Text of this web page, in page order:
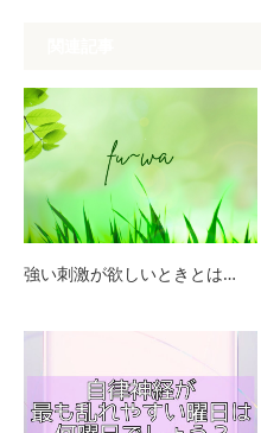
強い刺激が欲しいときとは…